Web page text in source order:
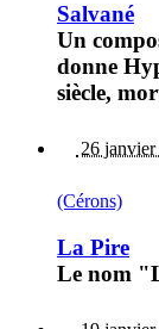
Salvané
Un
donne
siècle,
26
(Cérons)
La Pire
Le nom